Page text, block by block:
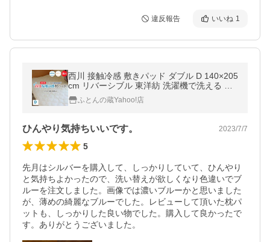
違反報告 いいね 1
西川 接触冷感 敷きパッド ダブル D 140×205
cm リバーシブル 東洋紡 洗濯機で洗える 湿
度調整 ポリエステル 冷感敷きパッド ひんや
り 夏 冷感 暑さ対策
ふとんの蔵Yahoo!店
ひんやり気持ちいいです。 2023/7/7
5
先月はシルバーを購入して、しっかりしていて、ひんやり
と気持ちよかったので、洗い替えが欲しくなり色違いでブ
ルーを注文しました。画像では濃いブルーかと思いました
が、薄めの綺麗なブルーでした。レビューして頂いた枕パ
ットも、しっかりした良い物でした。購入して良かったで
す。ありがとうございました。